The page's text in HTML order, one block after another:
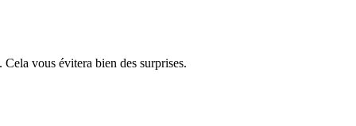
vous évitera bien des surprises.